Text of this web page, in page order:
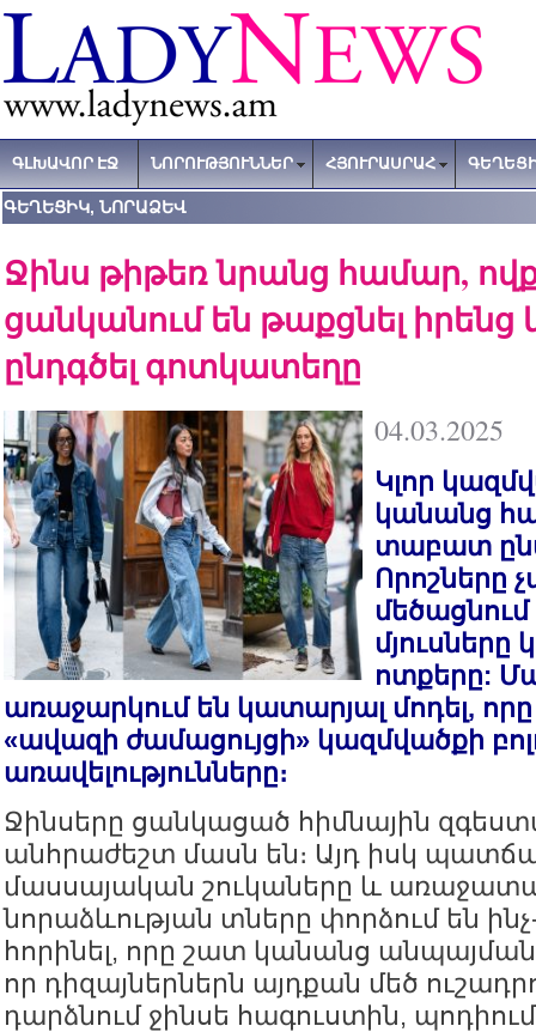
ԳԼԽԱՎՈՐ ԷՋ ՆՈՐՈՒԹՅՈՒՆՆԵՐ ՀՅՈՒՐԱՍՐԱՀ
ԳԵՂԵՑԻԿ, ՆՈՐԱՁԵՎ
Ջինս թիթեռ նրանց համար,
ցանկանում են թաքցնել իրենց
ընդգծել գոտկատեղը
04.03.2025
Կլոր
կանանց
տաբատ
Որոշները
մեծացնում
մյուսները
ոտքերը:
առաջարկում են կատարյալ մոդել, որը
«ավազի ժամացույցի» կազմվածքի
առավելությունները։
Ջինսերը ցանկացած հիմնային
անհրաժեշտ մասն են։ Այդ իսկ
մասսայական շուկաները և
նորաձևության տները փորձում են
հորինել, որը շատ կանանց
որ դիզայներներն այդքան մեծ
դարձնում ջինսե հագուստին,